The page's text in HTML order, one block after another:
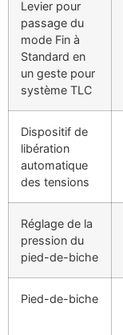
Levier pour
passage du
mode Fin à
Standard en
un geste pour
système TLC
Dispositif de
libération
automatique
des tensions
Réglage de la
pression du
pied-de-biche
Pied-de-biche